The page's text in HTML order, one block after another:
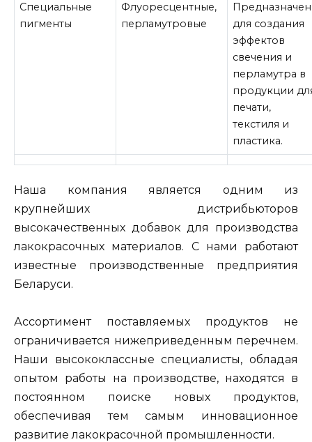
Специальные
пигменты
Флуоресцентные,
перламутровые
для создания
эффектов
свечения и
перламутра в
продукции
печати,
текстиля и
пластика.
Наша компания является одним из
крупнейших дистрибьюторов
высокачественных добавок для производства
лакокрасочных материалов. С нами работают
известные производственные предприятия
Беларуси.
Ассортимент поставляемых продуктов не
ограничивается нижеприведенным перечнем.
Наши высококлассные специалисты, обладая
опытом работы на производстве, находятся в
постоянном поиске новых продуктов,
обеспечивая тем самым инновационное
развитие лакокрасочной промышленности.